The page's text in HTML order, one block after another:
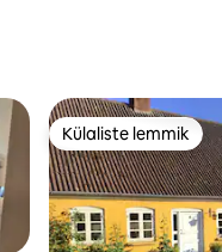
Külaliste lemmik
Külaliste lemmik